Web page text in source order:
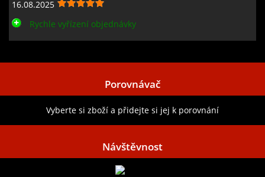
16.08.2025
Rychle vyřízení objednávky
Porovnávač
Vyberte si zboží a přidejte si jej k porovnání
Návštěvnost